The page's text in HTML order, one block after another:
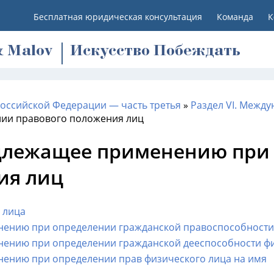
Бесплатная юридическая консультация Команда
Malov Искусство Побеждать
Федерации — часть третья » Раздел VI.
правового положения лиц
применению
лиц
лица
при определении гражданской
при определении гражданской дееспособности
при определении прав физического лица на имя